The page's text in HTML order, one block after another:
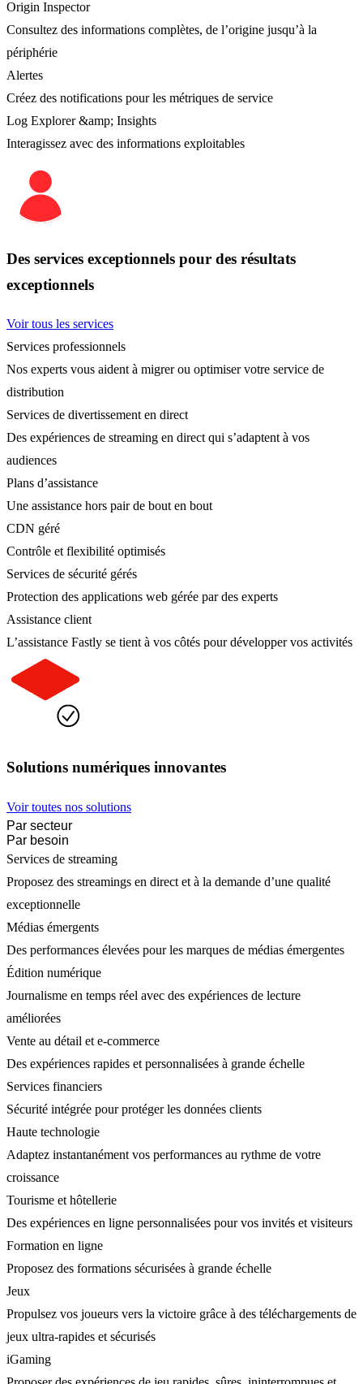
Origin Inspector
Consultez des informations complètes, de l’origine jusqu’à la
périphérie
Alertes
Créez des notifications pour les métriques de service
Log Explorer &amp; Insights
Interagissez avec des informations exploitables
Des services exceptionnels pour des résultats
exceptionnels
Voir tous les services
Services professionnels
Nos experts vous aident à migrer ou optimiser votre service de
distribution
Services de divertissement en direct
Des expériences de streaming en direct qui s’adaptent à vos
audiences
Plans d’assistance
Une assistance hors pair de bout en bout
CDN géré
Contrôle et flexibilité optimisés
Services de sécurité gérés
Protection des applications web gérée par des experts
Assistance client
L’assistance Fastly se tient à vos côtés pour développer vos activités
Solutions numériques innovantes
Voir toutes nos solutions
Par secteur
Par besoin
Services de streaming
Proposez des streamings en direct et à la demande d’une qualité
exceptionnelle
Médias émergents
Des performances élevées pour les marques de médias émergentes
Édition numérique
Journalisme en temps réel avec des expériences de lecture
améliorées
Vente au détail et e-commerce
Des expériences rapides et personnalisées à grande échelle
Services financiers
Sécurité intégrée pour protéger les données clients
Haute technologie
Adaptez instantanément vos performances au rythme de votre
croissance
Tourisme et hôtellerie
Des expériences en ligne personnalisées pour vos invités et visiteurs
Formation en ligne
Proposez des formations sécurisées à grande échelle
Jeux
Propulsez vos joueurs vers la victoire grâce à des téléchargements de
jeux ultra-rapides et sécurisés
iGaming